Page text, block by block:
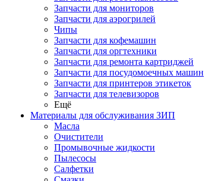
Запчасти для мониторов
Запчасти для аэрогрилей
Чипы
Запчасти для кофемашин
Запчасти для оргтехники
Запчасти для ремонта картриджей
Запчасти для посудомоечных машин
Запчасти для принтеров этикеток
Запчасти для телевизоров
Ещё
Материалы для обслуживания ЗИП
Масла
Очистители
Промывочные жидкости
Пылесосы
Салфетки